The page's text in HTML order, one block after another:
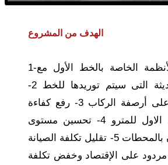
الهدف من المشروع
1-أن تتماشى الأنظمة الخاصة بالخط الأول مع
القطارات الحديثة التى سيتم توريدها للخط‏ 2-
تقليل الزحام على أرصفة الركاب 3- رفع كفاءة
التشغيل للخط الاول للمترو 4- تحسين مستوى
إجراءات الامان بالمحطات 5- ‏تقليل تكلفة الصيانة
على الإقتصاد وخفض تكلفة
▼
الوظائف
إتصل